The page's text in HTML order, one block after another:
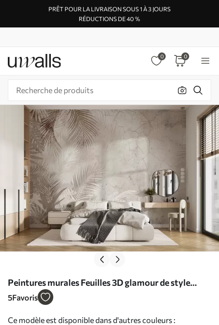
PRÊT POUR LA LIVRAISON SOUS 1 À 3 JOURS
RÉDUCTIONS DE 40 %
0 0
Peintures murales Feuilles 3D glamour de style
grunge Nr. u73583
5Favoris
Ce modèle est disponible dans d'autres couleurs :